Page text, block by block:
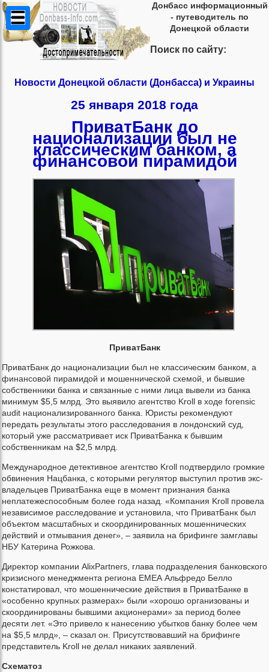
Донбасс информационный
- путеводитель по
Донецкой области
Поиск по сайту:
Новости Донецкой области (Донбасса) и Украины
25 января 2018 года
ПриватБанк до
национализации был не
классическим банком, а
финансовой пирамидой
ПриватБанк
ПриватБанк до национализации был не классическим банком, а
финансовой пирамидой и мошеннической схемой, и бывшие
собственники банка и связанные с ними лица вывели из банка
минимум $5,5 млрд. Это выявило агентство Kroll в ходе forensic
audit национализированного банка. Юристы рекомендуют
передать результаты этого расследования в лондонский суд,
который уже рассматривает иск ПриватБанка к бывшим
собственникам на $2,5 млрд.
Международное детективное агентство Kroll подтвердило громкие
обвинения Нацбанка, с которыми регулятор выступил против экс-
владельцев ПриватБанка еще в момент признания банка
неплатежеспособным более года назад. «Компания Kroll провела
независимое расследование и установила, что ПриватБанк был
объектом масштабных и скоординированных мошеннических
действий и отмывания денег», – заявила на брифинге замглавы
НБУ Катерина Рожкова.
Директор компании AlixPartners, глава подразделения банковского
кризисного менеджмента региона ЕМЕА Альфредо Белло
констатировал, что мошеннические действия в ПриватБанке в
«особенно крупных размерах» были «хорошо организованы и
скоординированы бывшими акционерами» за период более
десяти лет. «Это привело к нанесению убытков банку более чем
на $5,5 млрд», – сказал он. Присутствовавший на брифинге
представитель Kroll не делал никаких заявлений.
Схематоз